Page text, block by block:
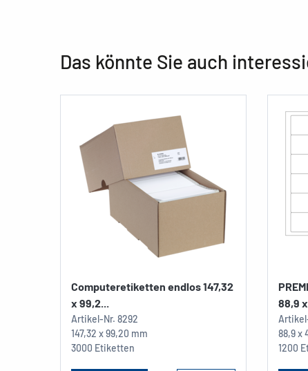
Das könnte Sie auch
Computeretiketten endlos 147,32
x 99,2...
Artikel-Nr. 8292
147,32 x 99,20 mm
3000 Etiketten
88,9
88,9 x
1200